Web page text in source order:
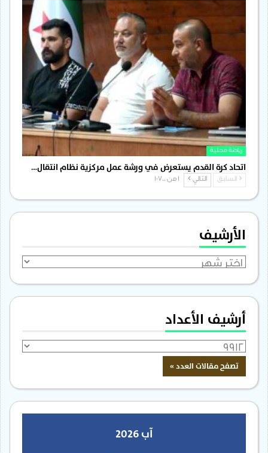
رياضة محلية
اتحاد كرة القدم يستعرض في ورشة عمل مركزية نظام انتقال…
السابق التالي
الأرشيف
الأرشيف
أرشيف الأعداد
آب 2026